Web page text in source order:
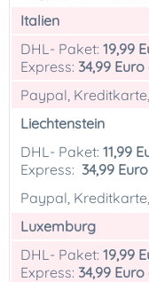
Italien
DHL- Paket: 19,99
Express: 34,99 Euro
Paypal,
Liechtenstein
DHL- Paket: 11,99
Express: 34,99 Euro
Paypal,
Luxemburg
DHL- Paket: 19,99
Express: 34,99 Euro